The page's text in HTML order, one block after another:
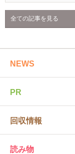
全ての記事を見る
NEWS
PR
回収情報
読み物